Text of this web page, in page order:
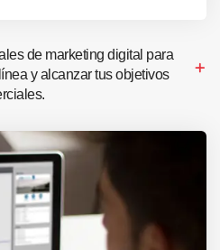
de marketing digital para
y alcanzar tus objetivos